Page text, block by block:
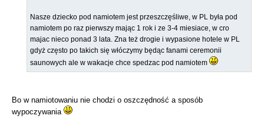
Nasze dziecko pod namiotem jest przeszczęśliwe, w PL była pod
namiotem po raz pierwszy mając 1 rok i ze 3-4 miesiace, w cro
majac nieco ponad 3 lata. Zna też drogie i wypasione hotele w PL
gdyż często po takich się włóczymy będąc fanami ceremonii
saunowych ale w wakacje chce spedzac pod namiotem
Bo w namiotowaniu nie chodzi o oszczędność a sposób
wypoczywania